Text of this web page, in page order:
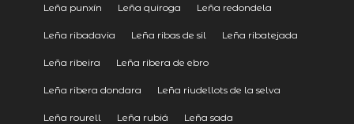
Leña punxín Leña quiroga Leña redondela
Leña ribadavia Leña ribas de sil Leña ribatejada
Leña ribeira Leña ribera de ebro
Leña ribera dondara Leña riudellots de la selva
Leña rourell Leña rubiá Leña sada